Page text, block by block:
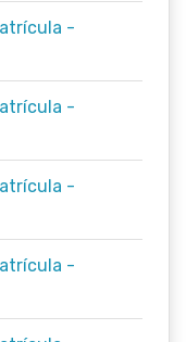
-
-
-
-